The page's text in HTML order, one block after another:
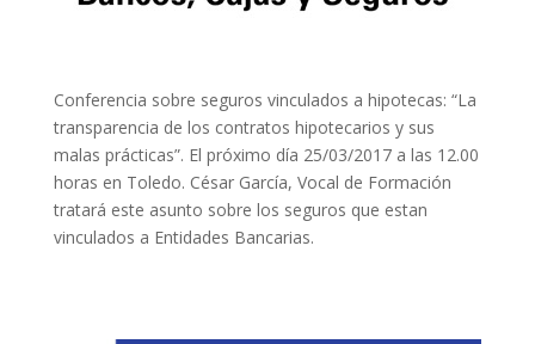
Conferencia sobre seguros vinculados a hipotecas: “La
transparencia de los contratos hipotecarios y sus
malas prácticas”. El próximo día 25/03/2017 a las 12.00
horas en Toledo. César García, Vocal de Formación
tratará este asunto sobre los seguros que estan
vinculados a Entidades Bancarias.